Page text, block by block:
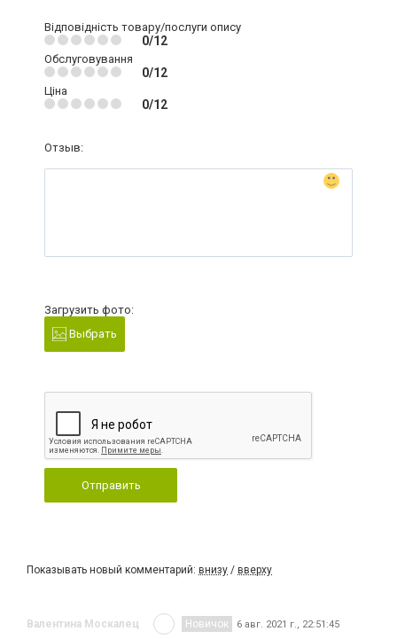
Відповідність товару/послуги опису
0/12
Обслуговування
0/12
Ціна
0/12
Отзыв:
Загрузить фото:
Выбрать
Отправить
Показывать новый комментарий: внизу / вверху
Валентина Москалец Новичок 6 авг. 2021 г., 22:51:45